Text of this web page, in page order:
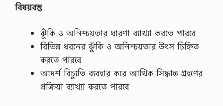
বিষয়বস্তু
ঝুঁকি ও অনিশ্চয়তার ধারণা ব্যাখ্যা করতে পারবে
বিভিন্ন ধরনের ঝুঁকি ও অনিশ্চয়তার উৎস চিহ্নিত
করতে পারবে
আদর্শ বিচ্যুতি ব্যবহার করে আর্থিক সিদ্ধান্ত গ্রহণের
প্রক্রিয়া ব্যাখ্যা করতে পারবে